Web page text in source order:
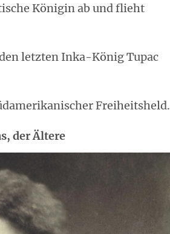
Königin ab und flieht
letzten Inka-König Tupac
Freiheitsheld.
der Ältere